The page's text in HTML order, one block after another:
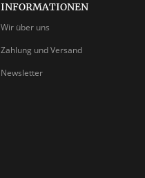
INFORMATIONEN
Wir über uns
Zahlung und Versand
Newsletter